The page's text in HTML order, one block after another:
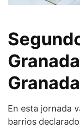
En esta jornada
barrios